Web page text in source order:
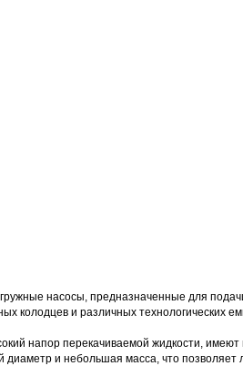
насосы, предназначенные для
колодцев и различных технологических
напор перекачиваемой жидкости,
и небольшая масса, что позволяет